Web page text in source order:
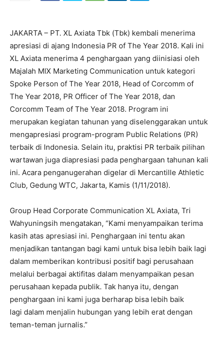
JAKARTA – PT. XL Axiata Tbk (Tbk) kembali menerima
apresiasi di ajang Indonesia PR of The Year 2018. Kali ini
XL Axiata menerima 4 penghargaan yang diinisiasi oleh
Majalah MIX Marketing Communication untuk kategori
Spoke Person of The Year 2018, Head of Corcomm of
The Year 2018, PR Officer of The Year 2018, dan
Corcomm Team of The Year 2018. Program ini
merupakan kegiatan tahunan yang diselenggarakan untuk
mengapresiasi program-program Public Relations (PR)
terbaik di Indonesia. Selain itu, praktisi PR terbaik pilihan
wartawan juga diapresiasi pada penghargaan tahunan kali
ini. Acara penganugerahan digelar di Mercantille Athletic
Club, Gedung WTC, Jakarta, Kamis (1/11/2018).
Group Head Corporate Communication XL Axiata, Tri
Wahyuningsih mengatakan, “Kami menyampaikan terima
kasih atas apresiasi ini. Penghargaan ini tentu akan
menjadikan tantangan bagi kami untuk bisa lebih baik lagi
dalam memberikan kontribusi positif bagi perusahaan
melalui berbagai aktifitas dalam menyampaikan pesan
perusahaan kepada publik. Tak hanya itu, dengan
penghargaan ini kami juga berharap bisa lebih baik
lagi dalam menjalin hubungan yang lebih erat dengan
teman-teman jurnalis.”